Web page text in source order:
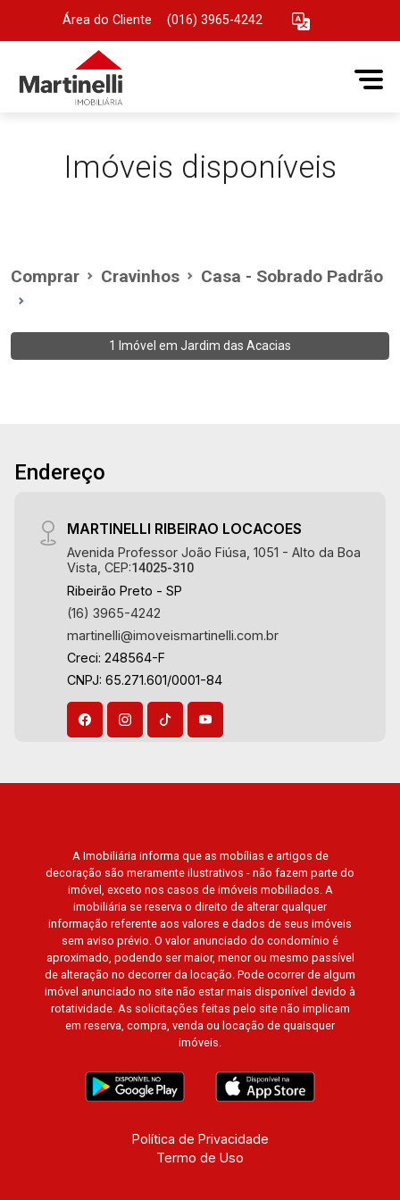
Área do Cliente (016) 3965-4242
Imóveis disponíveis
Comprar Cravinhos Casa - Sobrado Padrão
1 Imóvel em Jardim das Acacias
Endereço
MARTINELLI RIBEIRAO LOCACOES
Avenida Professor João Fiúsa, 1051 - Alto da Boa
Vista, CEP:14025-310
Ribeirão Preto - SP
(16) 3965-4242
martinelli@imoveismartinelli.com.br
Creci: 248564-F
CNPJ: 65.271.601/0001-84
A Imobiliária informa que as mobílias e artigos de
decoração são meramente ilustrativos - não fazem parte do
imóvel, exceto nos casos de imóveis mobiliados. A
imobiliária se reserva o direito de alterar qualquer
informação referente aos valores e dados de seus imóveis
sem aviso prévio. O valor anunciado do condomínio é
aproximado, podendo ser maior, menor ou mesmo passível
de alteração no decorrer da locação. Pode ocorrer de algum
imóvel anunciado no site não estar mais disponível devido à
rotatividade. As solicitações feitas pelo site não implicam
em reserva, compra, venda ou locação de quaisquer
imóveis.
Política de Privacidade
Termo de Uso